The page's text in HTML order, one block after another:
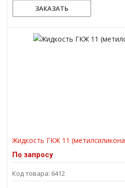
ЗАКАЗАТЬ
Жидкость ГКЖ 11
По запросу
Код товара: 6412